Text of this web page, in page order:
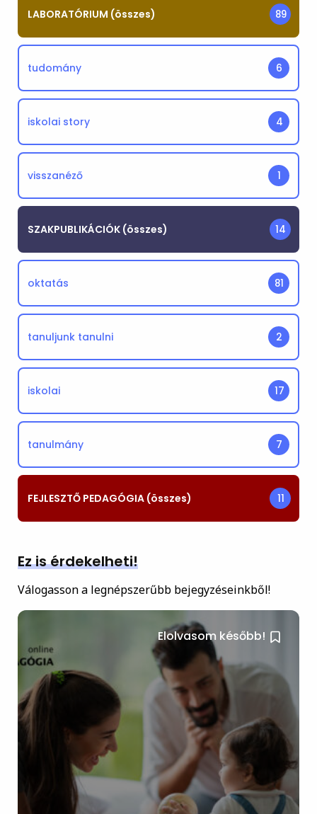
LABORATÓRIUM (összes) 89
tudomány 6
iskolai story 4
visszanéző 1
SZAKPUBLIKÁCIÓK (összes) 14
oktatás 81
tanuljunk tanulni 2
iskolai 17
tanulmány 7
FEJLESZTŐ PEDAGÓGIA (összes) 11
Ez is érdekelheti!
Válogasson a legnépszerűbb bejegyzéseinkből!
Elolvasom később!